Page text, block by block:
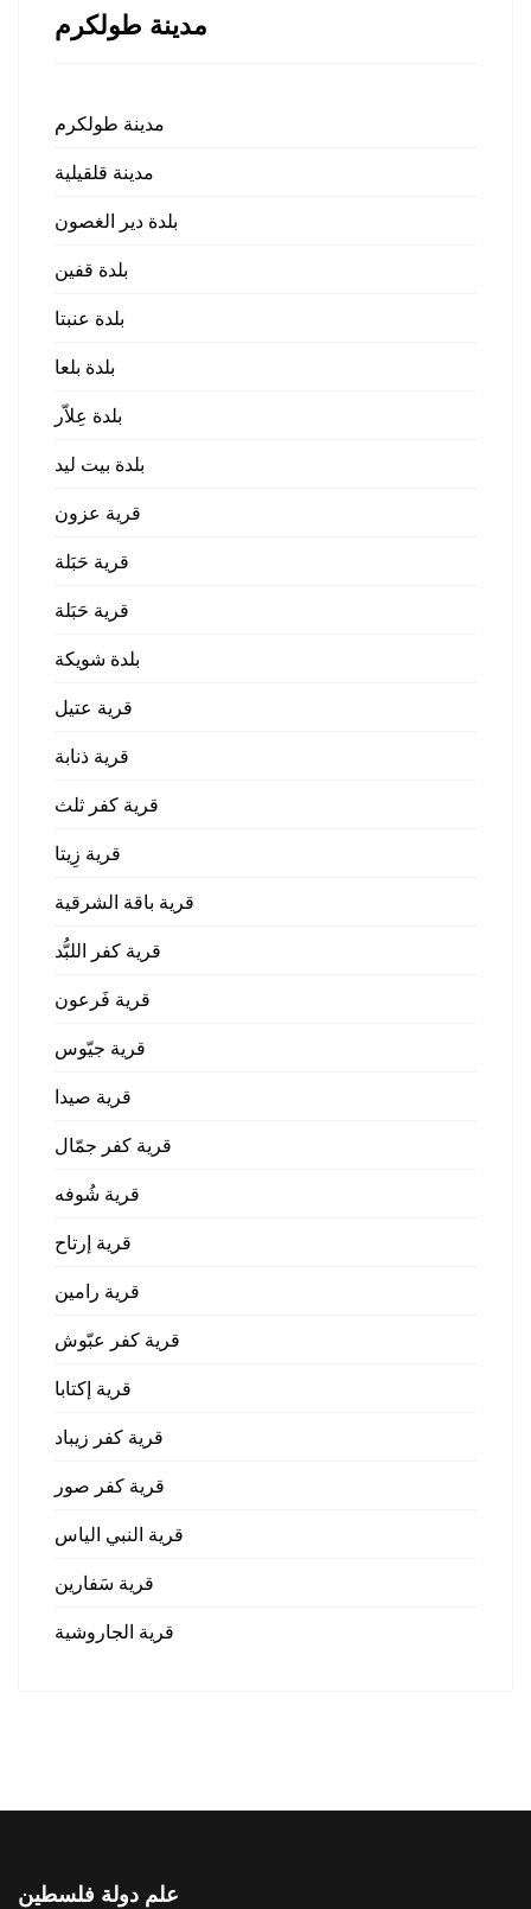
مدينة طولكرم
مدينة طولكرم
مدينة قلقيلية
بلدة دير الغصون
بلدة قفين
بلدة عنبتا
بلدة بلعا
بلدة عِلاّر
بلدة بيت ليد
قرية عزون
قرية حَبَلة
قرية حَبَلة
بلدة شويكة
قرية عتيل
قرية ذنابة
قرية كفر ثلث
قرية زِيتا
قرية باقة الشرقية
قرية كفر اللبُّد
قرية فَرعون
قرية جيّوس
قرية صيدا
قرية كفر جمّال
قرية شُوفه
قرية إرتاح
قرية رامين
قرية كفر عبّوش
قرية إكتابا
قرية كفر زيباد
قرية كفر صور
قرية النبي الياس
قرية سَفارين
قرية الجاروشية
علم دولة فلسطين